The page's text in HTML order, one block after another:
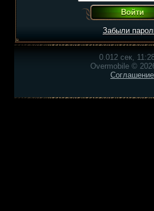
Забыли
0.012 сек,
Overmobile ©
Соглашение